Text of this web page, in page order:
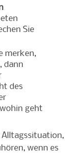
Sie
merken,
dann
des
geht
Alltagssituation,
wenn es